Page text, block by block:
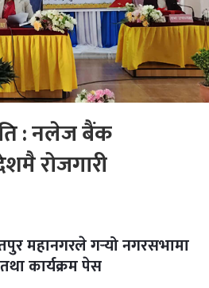
: नलेज बैंक
रोजगारी
महानगरले गर्‍यो नगरसभामा
कार्यक्रम पेस